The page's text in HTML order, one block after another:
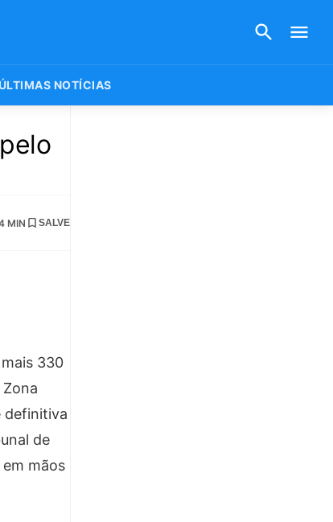
NOTÍCIAS
MIN SALVE
330
definitiva
de
mãos